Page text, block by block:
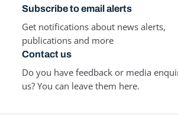
Subscribe to email alerts
Get notifications about news alerts,
publications and more
Contact us
Do you have feedback or media
us? You can leave them here.